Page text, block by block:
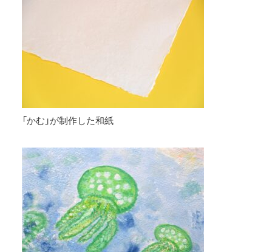
「かむ」が制作した和紙